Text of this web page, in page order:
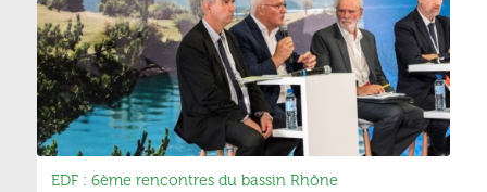
EDF : 6ème rencontres du bassin Rhône